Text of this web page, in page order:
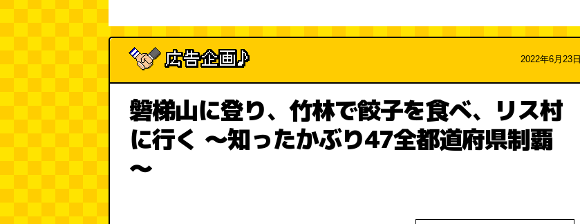
2022年6月23日
磐梯山に登り、竹林で餃子を食べ、リス村
に行く ～知ったかぶり47全都道府県制覇
～